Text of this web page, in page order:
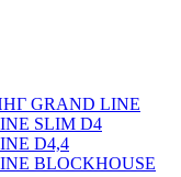
GRAND LINE
SLIM D4
D4,4
BLOCKHOUSE